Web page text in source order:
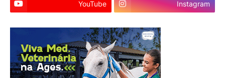
YouTube Instagram